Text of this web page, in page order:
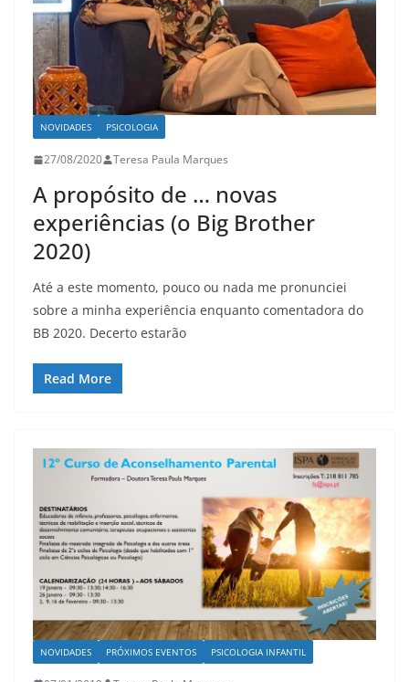
NOVIDADES PSICOLOGIA
27/08/2020 Teresa Paula Marques
A propósito de … novas
experiências (o Big Brother
2020)
Até a este momento, pouco ou nada me pronunciei
sobre a minha experiência enquanto comentadora do
BB 2020. Decerto estarão
Read More
NOVIDADES PRÓXIMOS EVENTOS PSICOLOGIA INFANTIL